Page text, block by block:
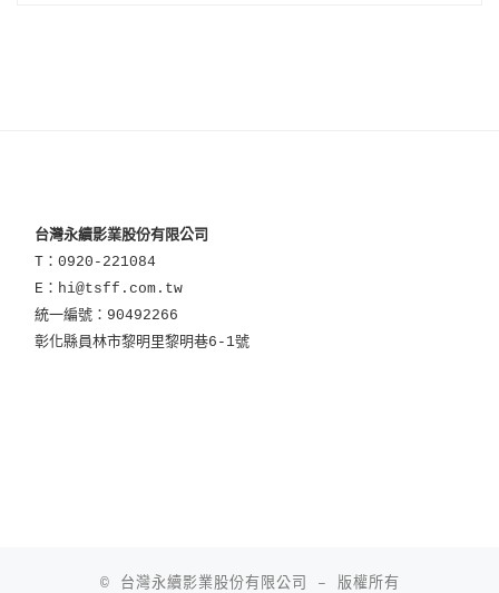
台灣永續影業股份有限公司
T：0920-221084
E：hi@tsff.com.tw
統一編號：90492266
彰化縣員林市黎明里黎明巷6-1號
© 台灣永續影業股份有限公司 – 版權所有